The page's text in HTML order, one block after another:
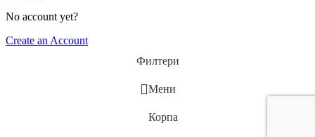
No account yet?
Create an Account
Филтери
Мени
Корпа